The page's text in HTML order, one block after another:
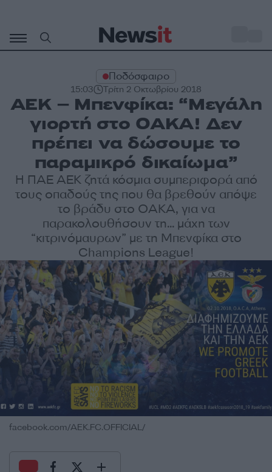
περιεχόμενο
Ποδόσφαιρο
15:03 Τρίτη 2 Οκτωβρίου 2018
ΑΕΚ – Μπενφίκα: “Μεγάλη
γιορτή στο ΟΑΚΑ! Δεν
πρέπει να δώσουμε το
παραμικρό δικαίωμα”
Η ΠΑΕ ΑΕΚ ζητά κόσμια συμπεριφορά από
τους οπαδούς της που θα βρεθούν απόψε
το βράδυ στο ΟΑΚΑ, για να
παρακολουθήσουν τη... μάχη των
“κιτρινόμαυρων” με τη Μπενφίκα στο
Champions League!
facebook.com/AEK.FC.OFFICIAL/